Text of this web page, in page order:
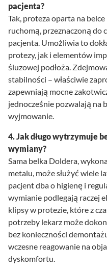
pacjenta?
Tak, proteza oparta na
ruchomą, przeznaczoną do
pacjenta. Umożliwia to
protezy, jak i elementów
śluzowej podłoża.
stabilności – właściwie
zapewniają mocne
jednocześnie pozwalają na
wyjmowanie.
4. Jak długo wytrzymuje
wymiany?
Sama belka Doldera,
metalu, może służyć wiele
pacjent dba o higienę i
wymianie podlegają raczej
klipsy w protezie, które z
potrzeby lekarz może
bez konieczności
wczesne reagowanie na
dyskomfortu.